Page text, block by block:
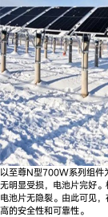
以至尊N型700W系列组件
无明显受损，电池片完好
电池片无隐裂。由此可见
高的安全性和可靠性。